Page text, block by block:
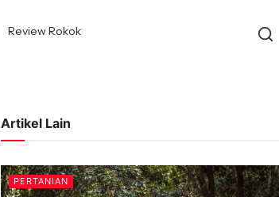
Review Rokok
Artikel Lain
PERTANIAN